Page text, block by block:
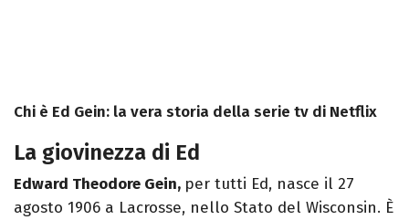
Chi è Ed Gein: la vera storia della serie tv di Netflix
La giovinezza di Ed
Edward Theodore Gein, per tutti Ed, nasce il 27
agosto 1906 a Lacrosse, nello Stato del Wisconsin. È